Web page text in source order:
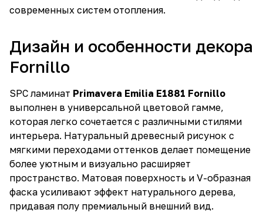
современных систем отопления.
Дизайн и особенности декора
Fornillo
SPC ламинат Primavera Emilia E1881 Fornillo
выполнен в универсальной цветовой гамме,
которая легко сочетается с различными стилями
интерьера. Натуральный древесный рисунок с
мягкими переходами оттенков делает помещение
более уютным и визуально расширяет
пространство. Матовая поверхность и V-образная
фаска усиливают эффект натурального дерева,
придавая полу премиальный внешний вид.